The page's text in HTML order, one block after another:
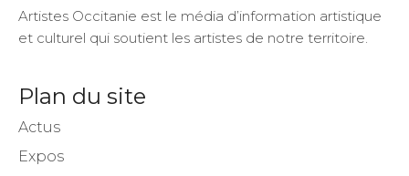
Artistes Occitanie est le média d’information artistique
et culturel qui soutient les artistes de notre territoire.
Plan du site
Actus
Expos